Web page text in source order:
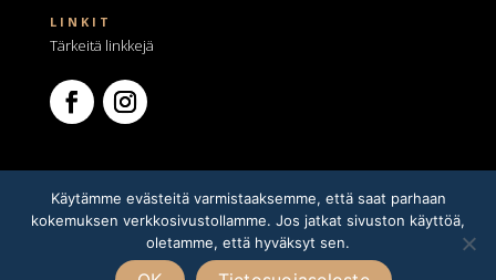
LINKIT
Tärkeitä linkkejä
Tietosuojaseloste
Käytämme evästeitä varmistaaksemme, että saat parhaan
kokemuksen verkkosivustollamme. Jos jatkat sivuston käyttöä,
oletamme, että hyväksyt sen.